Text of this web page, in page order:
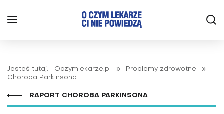
Jesteś tutaj: Oczymlekarze.pl » Problemy zdrowotne
»
Choroba Parkinsona
RAPORT CHOROBA PARKINSONA